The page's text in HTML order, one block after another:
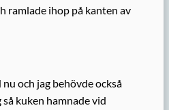
ramlade ihop på kanten av
och jag behövde också
så kuken hamnade vid